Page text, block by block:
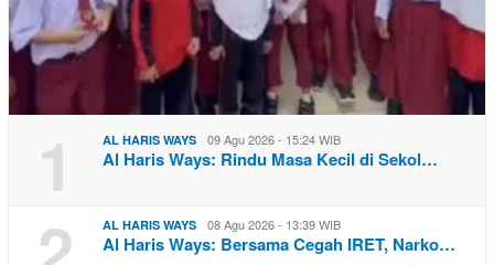
1 AL HARIS WAYS 09 Agu 2026 - 15:24 WIB
Al Haris Ways: Rindu Masa Kecil di Sekol…
AL HARIS WAYS 08 Agu 2026 - 13:39 WIB
Al Haris Ways: Bersama Cegah IRET, Narko…